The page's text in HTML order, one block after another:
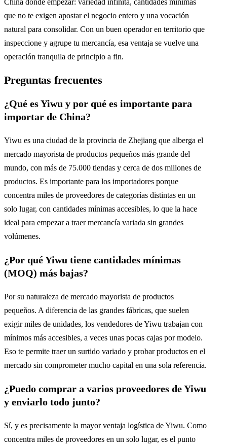
China donde empezar: variedad infinita, cantidades mínimas
que no te exigen apostar el negocio entero y una vocación
natural para consolidar. Con un buen operador en territorio que
inspeccione y agrupe tu mercancía, esa ventaja se vuelve una
operación tranquila de principio a fin.
Preguntas frecuentes
¿Qué es Yiwu y por qué es importante para
importar de China?
Yiwu es una ciudad de la provincia de Zhejiang que alberga el
mercado mayorista de productos pequeños más grande del
mundo, con más de 75.000 tiendas y cerca de dos millones de
productos. Es importante para los importadores porque
concentra miles de proveedores de categorías distintas en un
solo lugar, con cantidades mínimas accesibles, lo que la hace
ideal para empezar a traer mercancía variada sin grandes
volúmenes.
¿Por qué Yiwu tiene cantidades mínimas
(MOQ) más bajas?
Por su naturaleza de mercado mayorista de productos
pequeños. A diferencia de las grandes fábricas, que suelen
exigir miles de unidades, los vendedores de Yiwu trabajan con
mínimos más accesibles, a veces unas pocas cajas por modelo.
Eso te permite traer un surtido variado y probar productos en el
mercado sin comprometer mucho capital en una sola referencia.
¿Puedo comprar a varios proveedores de Yiwu
y enviarlo todo junto?
Sí, y es precisamente la mayor ventaja logística de Yiwu. Como
concentra miles de proveedores en un solo lugar, es el punto